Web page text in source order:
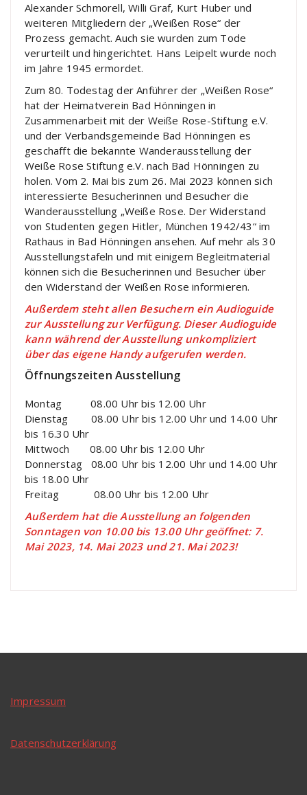
Alexander Schmorell, Willi Graf, Kurt Huber und
weiteren Mitgliedern der „Weißen Rose“ der
Prozess gemacht. Auch sie wurden zum Tode
verurteilt und hingerichtet. Hans Leipelt wurde noch
im Jahre 1945 ermordet.
Zum 80. Todestag der Anführer der „Weißen Rose“
hat der Heimatverein Bad Hönningen in
Zusammenarbeit mit der Weiße Rose-Stiftung e.V.
und der Verbandsgemeinde Bad Hönningen es
geschafft die bekannte Wanderausstellung der
Weiße Rose Stiftung e.V. nach Bad Hönningen zu
holen. Vom 2. Mai bis zum 26. Mai 2023 können sich
interessierte Besucherinnen und Besucher die
Wanderausstellung „Weiße Rose. Der Widerstand
von Studenten gegen Hitler, München 1942/43“ im
Rathaus in Bad Hönningen ansehen. Auf mehr als 30
Ausstellungstafeln und mit einigem Begleitmaterial
können sich die Besucherinnen und Besucher über
den Widerstand der Weißen Rose informieren.
Außerdem steht allen Besuchern ein Audioguide
zur Ausstellung zur Verfügung. Dieser Audioguide
kann während der Ausstellung unkompliziert
über das eigene Handy aufgerufen werden.
Öffnungszeiten Ausstellung
Montag 08.00 Uhr bis 12.00 Uhr
Dienstag 08.00 Uhr bis 12.00 Uhr und 14.00 Uhr
bis 16.30 Uhr
Mittwoch 08.00 Uhr bis 12.00 Uhr
Donnerstag 08.00 Uhr bis 12.00 Uhr und 14.00 Uhr
bis 18.00 Uhr
Freitag 08.00 Uhr bis 12.00 Uhr
Außerdem hat die Ausstellung an folgenden
Sonntagen von 10.00 bis 13.00 Uhr geöffnet: 7.
Mai 2023, 14. Mai 2023 und 21. Mai 2023!
Impressum
Datenschutzerklärung